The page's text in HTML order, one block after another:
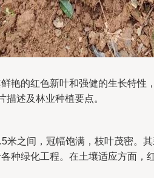
艳的红色新叶和强健的生长特
述及林业种植要点。
之间，冠幅饱满，枝叶茂密。
种绿化工程。在土壤适应方面，